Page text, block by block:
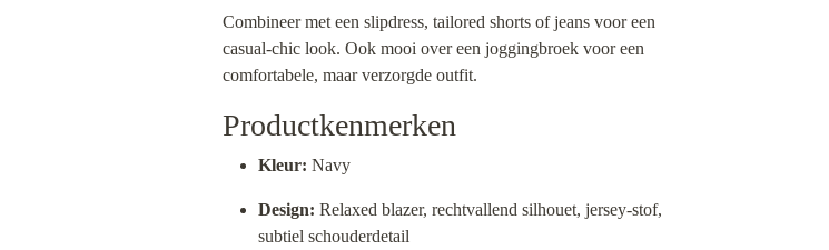
Combineer met een slipdress, tailored shorts of jeans voor een
casual-chic look. Ook mooi over een joggingbroek voor een
comfortabele, maar verzorgde outfit.
Productkenmerken
Kleur: Navy
Design: Relaxed blazer, rechtvallend silhouet, jersey-stof,
subtiel schouderdetail